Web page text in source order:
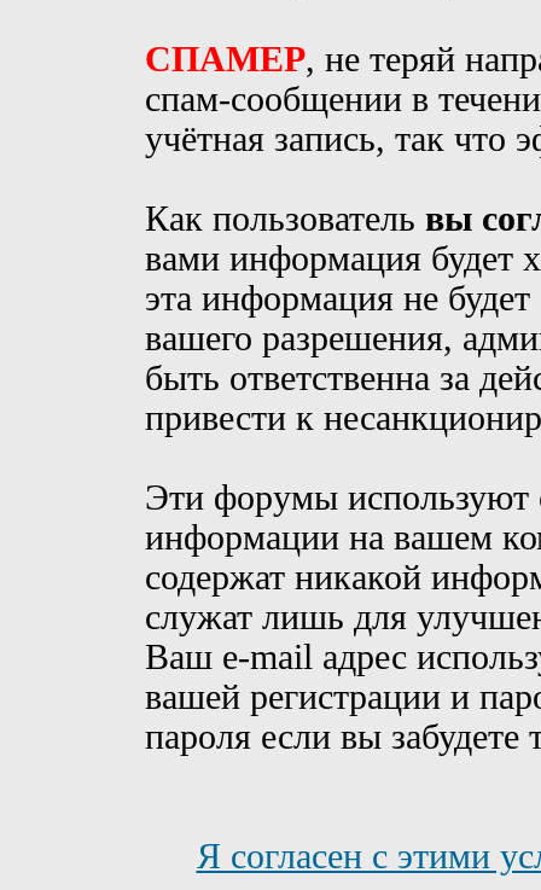
СПАМЕР, не теряй
спам-сообщении в
учётная запись, так что
Как пользователь вы
вами информация будет
эта информация не
вашего разрешения,
быть ответственна за
привести к
Эти форумы используют
информации на вашем
содержат никакой
служат лишь для
Ваш e-mail адрес
вашей регистрации и
пароля если вы забудете
Я согласен с этими